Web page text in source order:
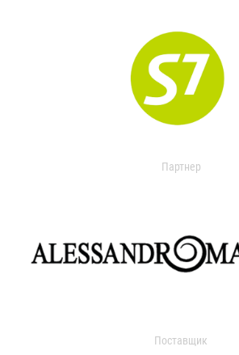
Партнер
Поставщик